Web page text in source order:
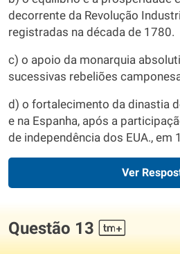
decorrente da Revolução
registradas na década de 1780.
c) o apoio da monarquia
sucessivas rebeliões
d) o fortalecimento da dinastia
e na Espanha, após a
de independência dos EUA., em
Ver
Questão 13